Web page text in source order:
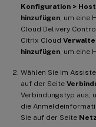
Konfiguration >
hinzufügen , um
Cloud Delivery
Citrix Cloud
hinzufügen , um
Wählen Sie im
auf der Seite
Verbindungstyp aus,
die
Sie auf der Seite